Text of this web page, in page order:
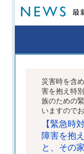
災害時を含
害を抱え特
族のための
いますので
【緊急時
障害を抱
と、その